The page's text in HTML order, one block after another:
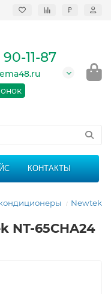
₽
-
и
11-87
КОНТАКТЫ
Newtek
NT-65CHA24